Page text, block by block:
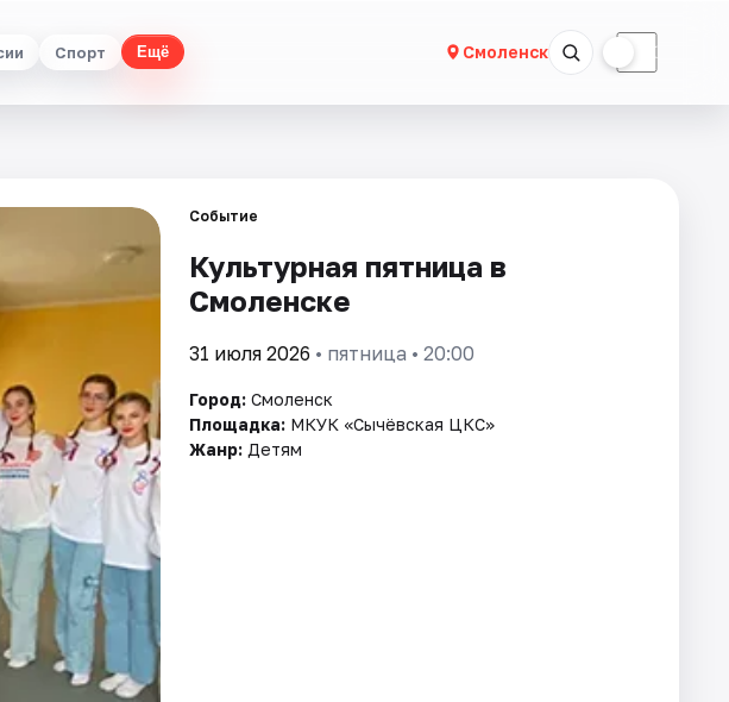
Спорт Ещё Смоленск ☾
Событие
Культурная пятница в
Смоленске
31 июля 2026 • пятница • 20:00
Город: Смоленск
Площадка: МКУК «Сычёвская ЦКС»
Жанр: Детям